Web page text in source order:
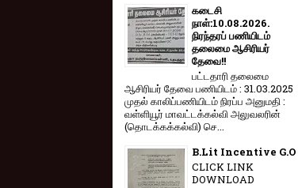
கடைசி
நாள்:10.08.2026.
நிரந்தரப் பணியிடம்
தலைமை ஆசிரியர்
தேவை!!
பட்டதாரி தலைமை
ஆசிரியர் தேவை பணியிடம் : 31.03.2025
முதல் காலிப்பணியிடம் நிரப்ப அனுமதி :
வள்ளியூர் மாவட்டக்கல்வி அலுவலரின்
(தொடக்கக்கல்வி) செ...
B.Lit Incentive G.O
CLICK LINK
DOWNLOAD